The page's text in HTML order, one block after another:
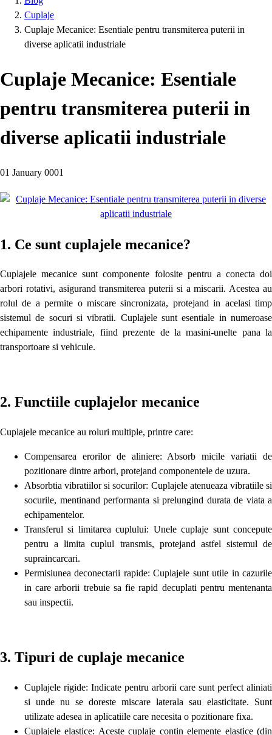
Cuplaje
Cuplaje Mecanice: Esentiale pentru transmiterea puterii in
diverse aplicatii industriale
Cuplaje Mecanice: Esentiale
pentru transmiterea puterii in
diverse aplicatii industriale
01 January 0001
1. Ce sunt cuplajele mecanice?
Cuplajele mecanice sunt componente folosite pentru a conecta doi
arbori rotativi, asigurand transmiterea puterii si a miscarii. Acestea au
rolul de a permite o miscare sincronizata, protejand in acelasi timp
sistemul de socuri si vibratii. Cuplajele sunt esentiale in numeroase
echipamente industriale, fiind prezente de la masini-unelte pana la
transportoare si vehicule.
2. Functiile cuplajelor mecanice
Cuplajele mecanice au roluri multiple, printre care:
Compensarea erorilor de aliniere: Absorb micile variatii de
pozitionare dintre arbori, protejand componentele de uzura.
Absorbtia vibratiilor si socurilor: Cuplajele atenueaza vibratiile si
socurile, mentinand performanta si prelungind durata de viata a
echipamentelor.
Transferul si limitarea cuplului: Unele cuplaje sunt concepute
pentru a limita cuplul transmis, protejand astfel sistemul de
supraincarcari.
Permisiunea deconectarii rapide: Cuplajele sunt utile in cazurile
in care arborii trebuie sa fie rapid decuplati pentru mentenanta
sau inspectii.
3. Tipuri de cuplaje mecanice
Cuplajele rigide: Indicate pentru arborii care sunt perfect aliniati
si unde nu se doreste miscare laterala sau elasticitate. Sunt
utilizate adesea in aplicatiile care necesita o pozitionare fixa.
Cuplajele elastice: Aceste cuplaje contin elemente elastice (din